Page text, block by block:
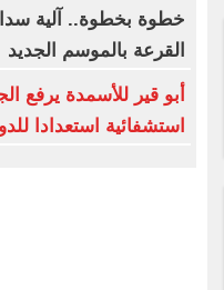
خطوة بخطوة.. آلية
القرعة بالموسم الجديد
أبو قير للأسمدة يرفع
استشفائية استعدادا